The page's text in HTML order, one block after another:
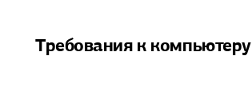
Требования к компьютеру